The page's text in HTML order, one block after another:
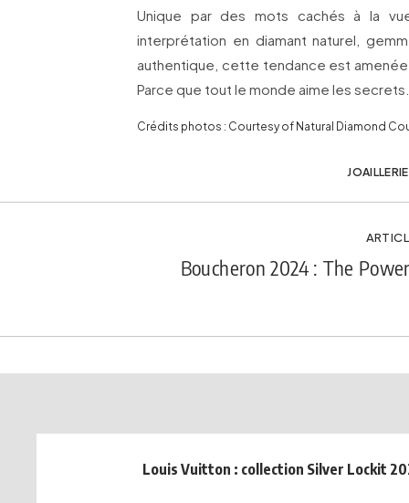
Unique par des mots cachés à la
interprétation en diamant naturel,
authentique, cette tendance est
Parce que tout le monde aime les
Crédits photos : Courtesy of Natural Diamond
JOAILLERIE
Boucheron 2024 : The
Louis Vuitton : collection Silver Lockit